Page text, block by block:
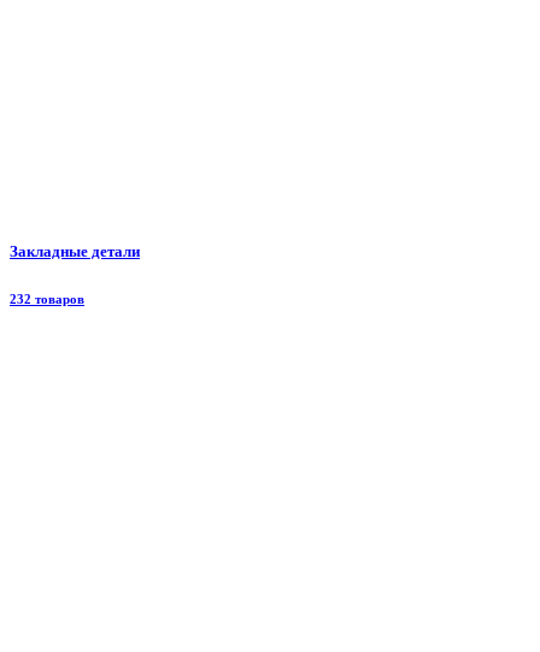
Закладные детали
232 товаров